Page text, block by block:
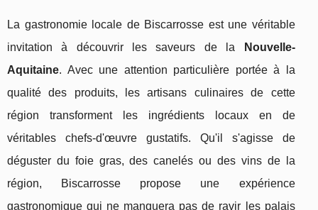
La gastronomie locale de Biscarrosse est une véritable
invitation à découvrir les saveurs de la
Nouvelle-
Aquitaine. Avec une attention particulière portée à la
qualité des produits, les artisans culinaires de cette
région transforment les ingrédients locaux en de
véritables chefs-d'œuvre gustatifs. Qu'il s'agisse de
déguster du foie gras, des canelés ou des vins de la
région, Biscarrosse propose une expérience
gastronomique qui ne manquera pas de ravir les palais